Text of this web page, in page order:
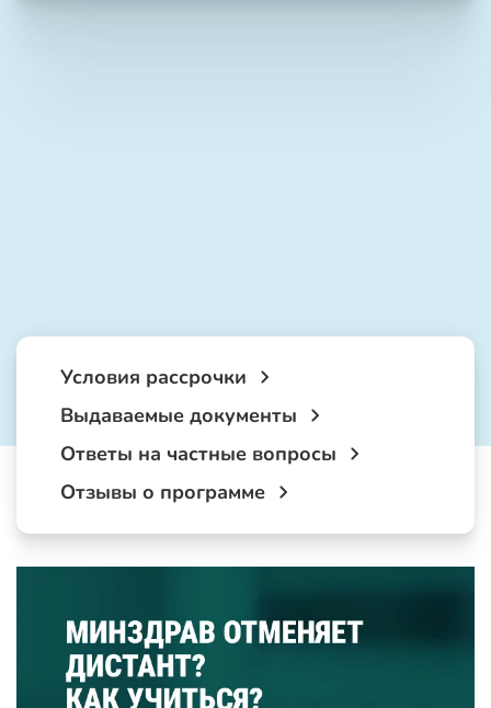
Условия рассрочки
Выдаваемые документы
Ответы на частные вопросы
Отзывы о программе